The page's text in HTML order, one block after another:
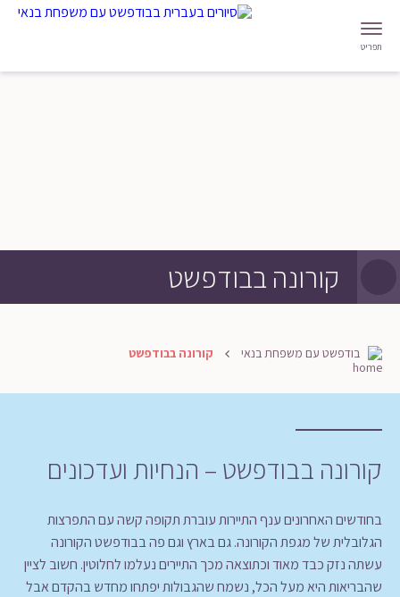
תפריט
קורונה בבודפשט
בודפשט עם משפחת בנאי קורונה בבודפשט
קורונה בבודפשט – הנחיות ועדכונים
בחודשים האחרונים ענף התיירות עוברת תקופה קשה עם התפרצות
הגלובלית של מגפת הקורונה. גם בארץ וגם פה בבודפשט הקורונה
עשתה נזק כבד מאוד וכתוצאה מכך התיירים נעלמו לחלוטין. חשוב לציין
שהבריאות היא מעל הכל, נשמח שהגבולות יפתחו מחדש בהקדם אבל